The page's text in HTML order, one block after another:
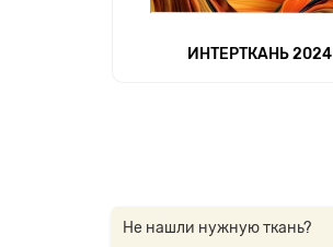
ИНТЕРТКАНЬ 2024
Не нашли нужную ткань?